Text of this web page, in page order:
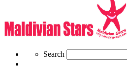
SearchSearch